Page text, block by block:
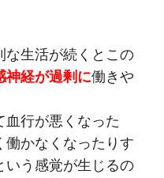
な生活が続くとこの
神経が過剰に働きや
血行が悪くなった
働かなくなったりす
いう感覚が生じるの